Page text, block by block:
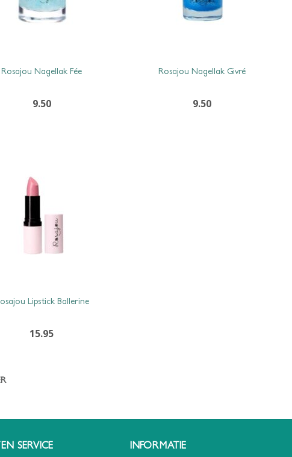
Rosajou Nagellak Fée
9.50
Rosajou Nagellak Givré
9.50
Lipstick Ballerine
15.95
SERVICE INFORMATIE